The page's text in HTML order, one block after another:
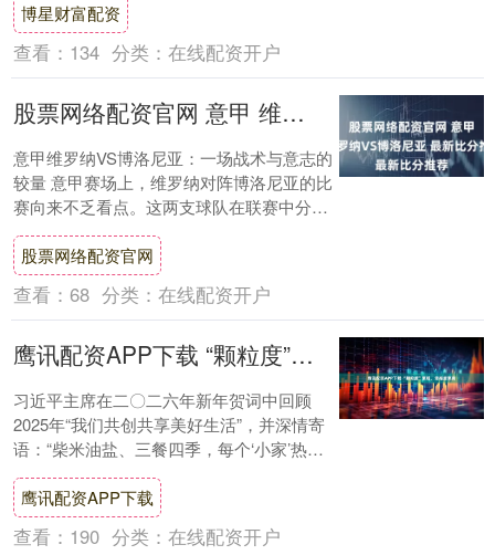
人....
博星财富配资
查看： 134 分类： 在线配资开户
股票网络配资官网 意甲 维罗纳VS博洛尼亚 最新比分推荐
意甲维罗纳VS博洛尼亚：一场战术与意志的
较量 意甲赛场上，维罗纳对阵博洛尼亚的比
赛向来不乏看点。这两支球队在联赛中分别
拥有独特的战术风格和精神面貌，每一次交
锋都....
股票网络配资官网
查看： 68 分类： 在线配资开户
鹰讯配资APP下载 “颗粒度”更细，幸福度更高
习近平主席在二〇二六年新年贺词中回顾
2025年“我们共创共享美好生活”，并深情寄
语：“柴米油盐、三餐四季，每个‘小家’热气
腾腾，中国这个‘大家’就蒸蒸日上。”即....
鹰讯配资APP下载
查看： 190 分类： 在线配资开户